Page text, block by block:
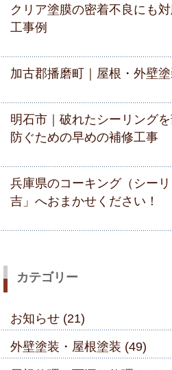
クリア塗膜の密着不良にも
工事例
加古郡播磨町｜屋根・外壁
明石市｜破れたシーリング
防ぐための早めの補修工事
兵庫県のコーキング（シー
吉」へおまかせください！
カテゴリー
お知らせ (21)
外壁塗装・屋根塗装 (49)